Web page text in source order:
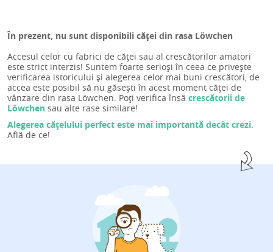
În prezent, nu sunt disponibili căței din rasa Löwchen
Accesul celor cu fabrici de căței sau al crescătorilor amatori
este strict interzis! Suntem foarte serioși în ceea ce privește
verificarea istoricului și alegerea celor mai buni crescători, de
accea este posibil să nu găsești în acest moment căței de
vânzare din rasa Löwchen. Poți verifica însă crescătorii de
Löwchen sau alte rase similare!
Alegerea cățelului perfect este mai importantă decât crezi.
Află de ce!